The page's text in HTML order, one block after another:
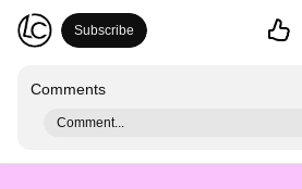
Subscribe
Comments
Comment...